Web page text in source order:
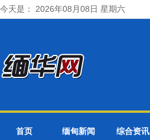
今天是： 2026年08月08日 星期六
首页 缅甸新闻 综合资讯